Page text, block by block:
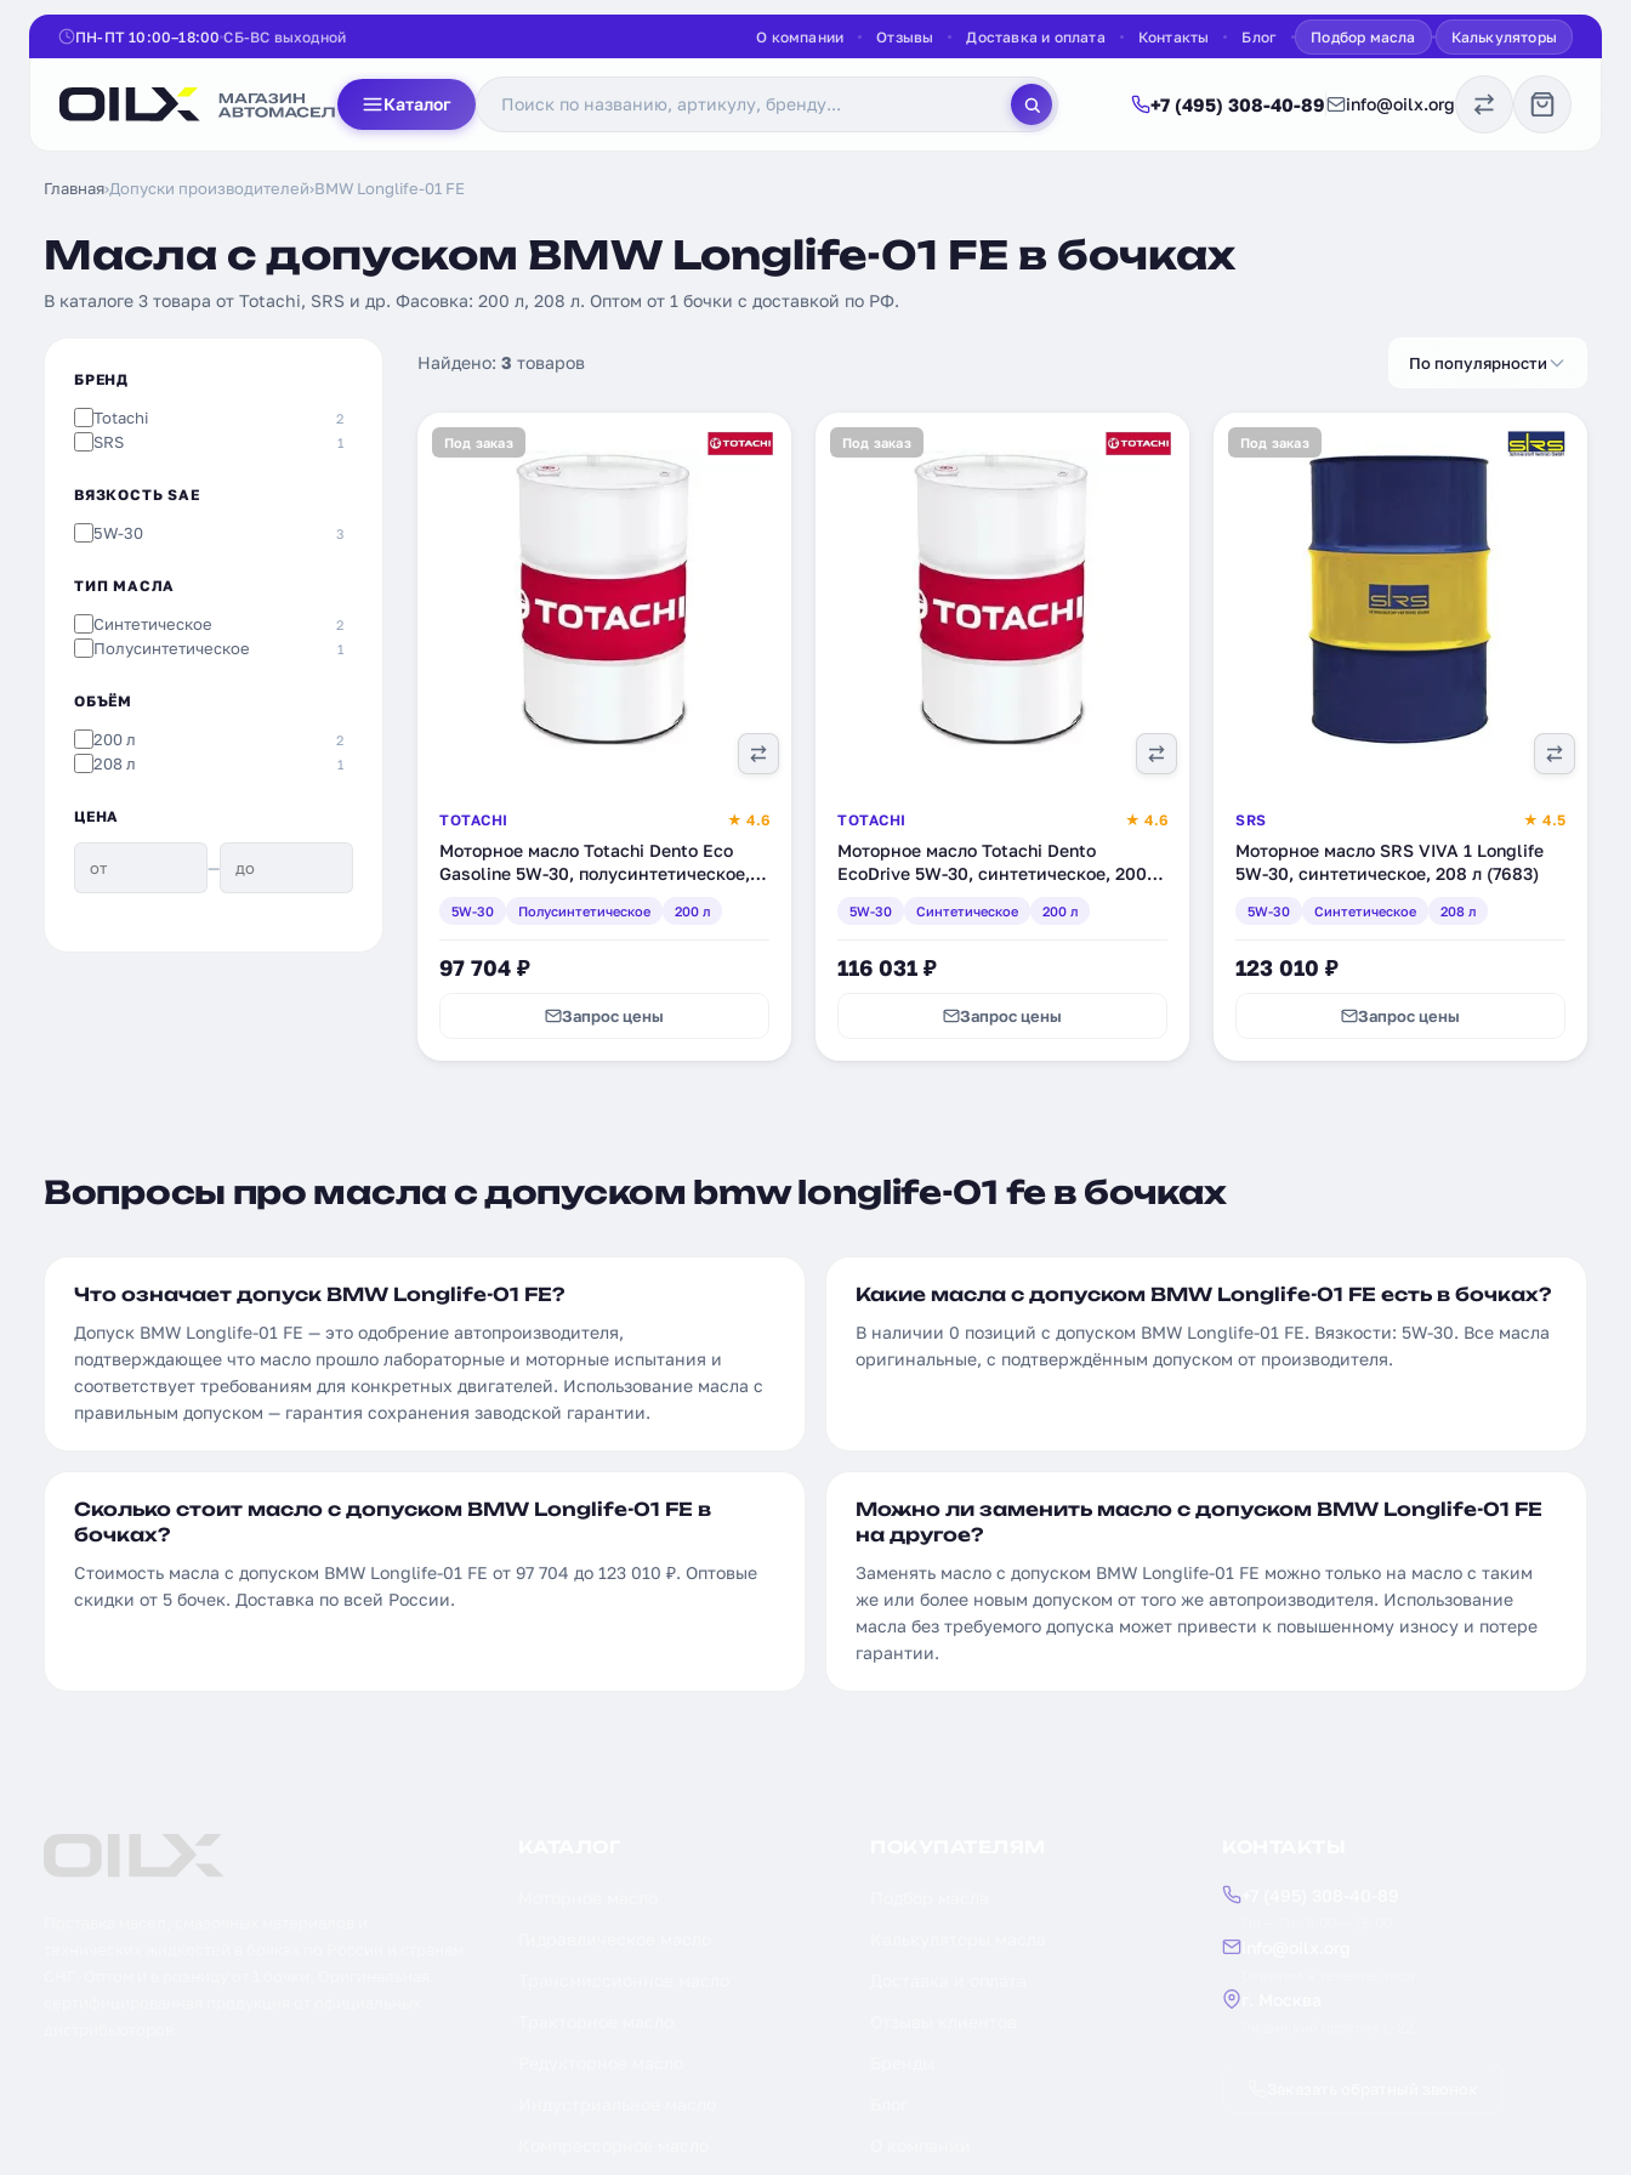
ПН-ПТ 10:00–18:00 СБ-ВС выходной О компании Отзывы Доставка и оплата Контакты Блог Подбор масла Калькуляторы
Каталог +7 (495) 308-40-89 info@oilx.org
Главная›Допуски производителей›BMW Longlife-01 FE
Масла с допуском BMW Longlife-01 FE в бочках
В каталоге 3 товара от Totachi, SRS и др. Фасовка: 200 л, 208 л. Оптом от 1 бочки с доставкой по РФ.
БРЕНД
Totachi 2
SRS 1
ВЯЗКОСТЬ SAE
5W-30 3
ТИП МАСЛА
Синтетическое 2
Полусинтетическое 1
ОБЪЁМ
200 л 2
208 л 1
ЦЕНА
—
Найдено: 3 товаров По популярности
Под заказ
TOTACHI ★ 4.6
Моторное масло Totachi Dento Eco
Gasoline 5W-30, полусинтетическое,
5W-30 Полусинтетическое 200 л
97 704 ₽
Запрос цены
Под заказ
TOTACHI ★ 4.6
Моторное масло Totachi Dento
EcoDrive 5W-30, синтетическое, 200 л
5W-30 Синтетическое 200 л
116 031 ₽
Запрос цены
Под заказ
SRS ★ 4.5
Моторное масло SRS VIVA 1 Longlife
5W-30, синтетическое, 208 л (7683)
5W-30 Синтетическое 208 л
123 010 ₽
Запрос цены
Вопросы про масла с допуском bmw longlife-01 fe в бочках
Что означает допуск BMW Longlife-01 FE?
Допуск BMW Longlife-01 FE — это одобрение автопроизводителя,
подтверждающее что масло прошло лабораторные и моторные испытания и
соответствует требованиям для конкретных двигателей. Использование масла с
правильным допуском — гарантия сохранения заводской гарантии.
Какие масла с допуском BMW Longlife-01 FE есть в бочках?
В наличии 0 позиций с допуском BMW Longlife-01 FE. Вязкости: 5W-30. Все масла
оригинальные, с подтверждённым допуском от производителя.
Сколько стоит масло с допуском BMW Longlife-01 FE в
бочках?
Стоимость масла с допуском BMW Longlife-01 FE от 97 704 до 123 010 ₽. Оптовые
скидки от 5 бочек. Доставка по всей России.
Можно ли заменить масло с допуском BMW Longlife-01 FE
на другое?
Заменять масло с допуском BMW Longlife-01 FE можно только на масло с таким
же или более новым допуском от того же автопроизводителя. Использование
масла без требуемого допуска может привести к повышенному износу и потере
гарантии.